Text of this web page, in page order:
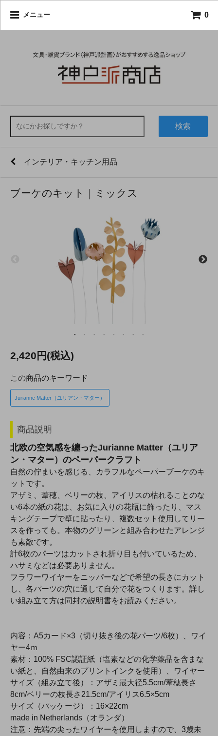
メニュー 0
検索
インテリア・キッチン用品
ブーケのキット｜ミックス
2,420円(税込)
この商品のキーワード
Jurianne Matter（ユリアン・マター）
商品説明
北欧の空気感を纏ったJurianne Matter（ユリア
ン・マター）のペーパークラフト
自然の佇まいを感じる、カラフルなペーパーブーケのキ
ットです。
アザミ、葦穂、ベリーの枝、アイリスの枯れることのな
い6本の紙の花は、お気に入りの花瓶に飾ったり、マス
キングテープで壁に貼ったり、複数セット使用してリー
スを作っても。本物のグリーンと組み合わせたアレンジ
も素敵です。
計6枚のパーツはカットされ折り目も付いているため、
ハサミなどは必要ありません。
フラワーワイヤーをニッパーなどで希望の長さにカット
し、各パーツの穴に通して自分で花をつくります。詳し
い組み立て方は同封の説明書をお読みください。
内容：A5カード×3（切り抜き後の花パーツ/6枚）、ワイ
ヤー4ｍ
素材：100% FSC認証紙（塩素などの化学薬品を含まな
い紙と、自然由来のプリントインクを使用）、ワイヤー
サイズ（組み立て後）：アザミ最大径5.5cm/葦穂長さ
8cm/ベリーの枝長さ21.5cm/アイリス6.5×5cm
サイズ（パッケージ）：16×22cm
made in Netherlands（オランダ）
注意：先端の尖ったワイヤーを使用しますので、3歳未